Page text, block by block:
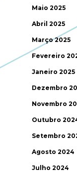
Maio 2025
Abril 2025
Março 2025
Fevereiro
Janeiro 2025
Dezembro
Novembro
Outubro
Setembro
Agosto 2024
Julho 2024